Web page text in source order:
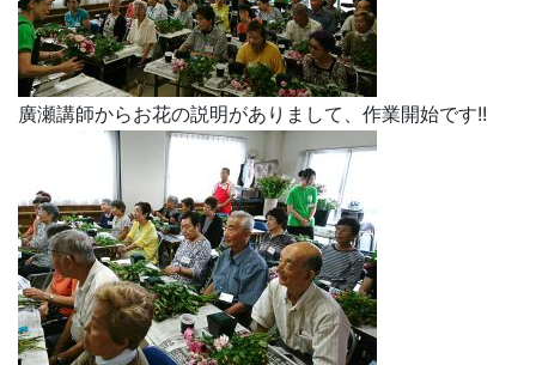
廣瀬講師からお花の説明がありまして、作業開始です!!